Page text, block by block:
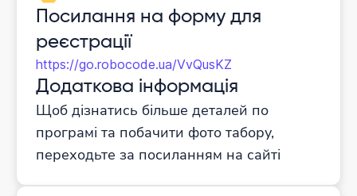
Посилання на форму для
реєстрації
https://go.robocode.ua/VvQusKZ
Додаткова інформація
Щоб дізнатись більше деталей по
програмі та побачити фото табору,
переходьте за посиланням на сайті